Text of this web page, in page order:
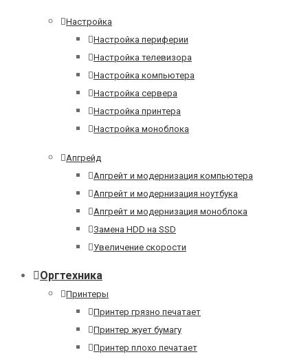
Настройка
Настройка периферии
Настройка телевизора
Настройка компьютера
Настройка сервера
Настройка принтера
Настройка моноблока
Апгрейд
Апгрейт и модернизация компьютера
Апгрейт и модернизация ноутбука
Апгрейт и модернизация моноблока
Замена HDD на SSD
Увеличение скорости
Оргтехника
Принтеры
Принтер грязно печатает
Принтер жует бумагу
Принтер плохо печатает